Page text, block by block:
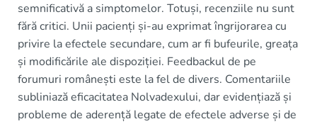
semnificativă a simptomelor. Totuși, recenziile nu sunt
fără critici. Unii pacienți și-au exprimat îngrijorarea cu
privire la efectele secundare, cum ar fi bufeurile, greața
și modificările ale dispoziției. Feedbackul de pe
forumuri românești este la fel de divers. Comentariile
subliniază eficacitatea Nolvadexului, dar evidențiază și
probleme de aderență legate de efectele adverse și de